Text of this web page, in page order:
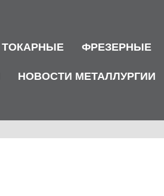
ТОКАРНЫЕ ФРЕЗЕРНЫЕ
НОВОСТИ МЕТАЛЛУРГИИ